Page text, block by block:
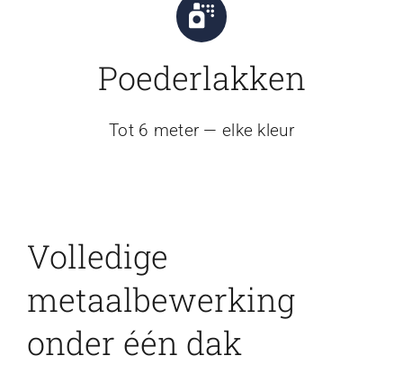
Poederlakken
Tot 6 meter — elke kleur
Volledige
metaalbewerking
onder één dak